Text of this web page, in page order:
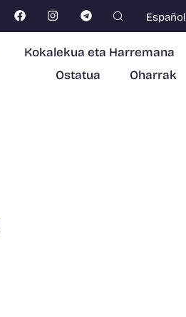
Español
Kokalekua eta Harremana
Ostatua
Oharrak